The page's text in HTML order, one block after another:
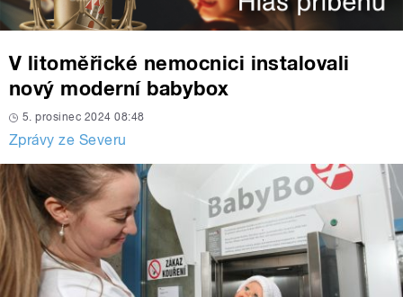
V litoměřické nemocnici instalovali
nový moderní babybox
5. prosinec 2024 08:48
Zprávy ze Severu